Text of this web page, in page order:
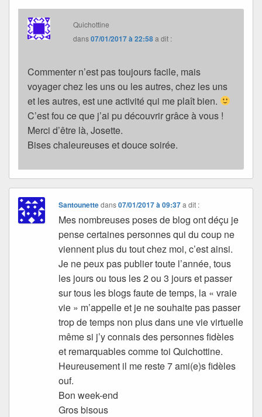
Quichottine
dans07/01/2017 à 22:58a dit :
Commenter n’est pas toujours facile, mais
voyager chez les uns ou les autres, chez les uns
et les autres, est une activité qui me plaît bien.
C’est fou ce que j’ai pu découvrir grâce à vous !
Merci d’être là, Josette.
Bises chaleureuses et douce soirée.
Santounettedans07/01/2017 à 09:37 a dit :
Mes nombreuses poses de blog ont déçu je
pense certaines personnes qui du coup ne
viennent plus du tout chez moi, c’est ainsi.
Je ne peux pas publier toute l’année, tous
les jours ou tous les 2 ou 3 jours et passer
sur tous les blogs faute de temps, la « vraie
vie » m’appelle et je ne souhaite pas passer
trop de temps non plus dans une vie virtuelle
même si j’y connais des personnes fidèles
et remarquables comme toi Quichottine.
Heureusement il me reste 7 ami(e)s fidèles
ouf.
Bon week-end
Gros bisous